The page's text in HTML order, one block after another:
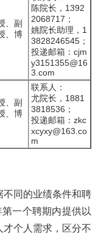
、副
、博
陈院长，1392
2068717；
姚院长助理，1
3828246545；
投递邮箱：cjm
y3151355@16
3.com
、副
、博
联系人：
尤院长，1881
3818536；
投递邮箱：zkc
xcyxy@163.co
m
不同的业绩条件和聘
一个聘期内提供以
个人需求，区分不